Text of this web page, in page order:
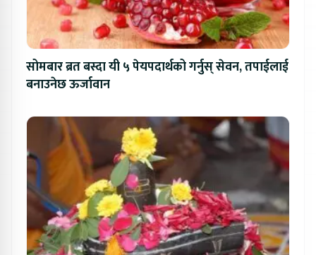
सोमबार ब्रत बस्दा यी ५ पेयपदार्थको गर्नुस् सेवन, तपाईलाई
बनाउनेछ ऊर्जावान